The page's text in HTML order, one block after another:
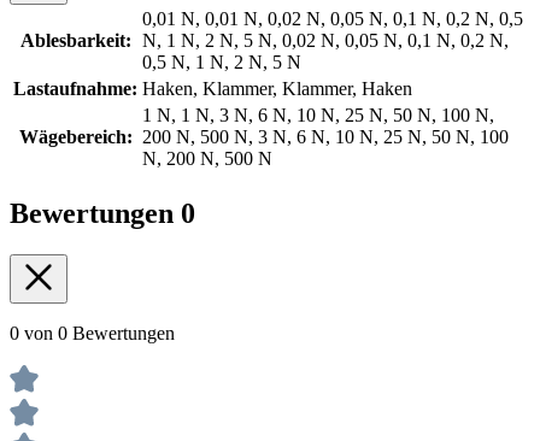
Ablesbarkeit:
0,01 N, 0,01 N, 0,02 N, 0,05 N, 0,1 N, 0,2 N, 0,5
N, 1 N, 2 N, 5 N, 0,02 N, 0,05 N, 0,1 N, 0,2 N,
0,5 N, 1 N, 2 N, 5 N
Lastaufnahme: Haken, Klammer, Klammer, Haken
Wägebereich:
1 N, 1 N, 3 N, 6 N, 10 N, 25 N, 50 N, 100 N,
200 N, 500 N, 3 N, 6 N, 10 N, 25 N, 50 N, 100
N, 200 N, 500 N
Bewertungen 0
0 von 0 Bewertungen